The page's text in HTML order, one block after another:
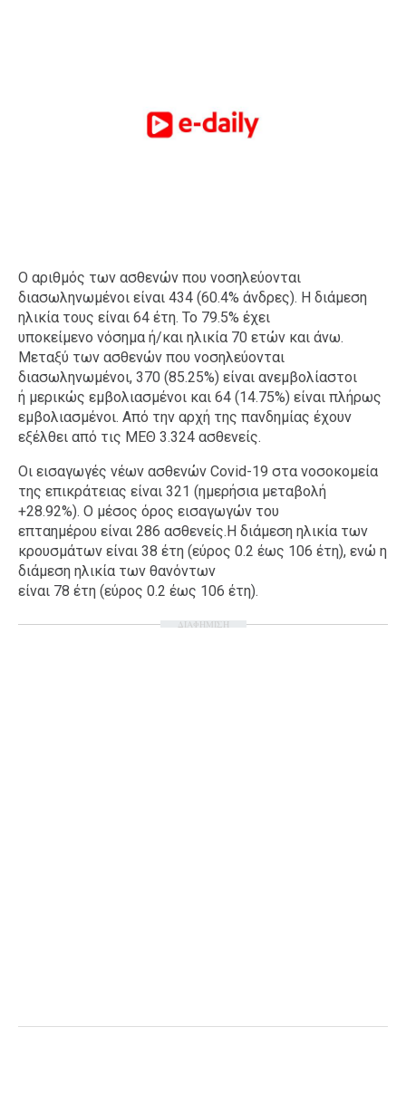
Ο αριθμός των ασθενών που νοσηλεύονται
διασωληνωμένοι είναι 434 (60.4% άνδρες). Η διάμεση
ηλικία τους είναι 64 έτη. To 79.5% έχει
υποκείμενο νόσημα ή/και ηλικία 70 ετών και άνω.
Μεταξύ των ασθενών που νοσηλεύονται
διασωληνωμένοι, 370 (85.25%) είναι ανεμβολίαστοι
ή μερικώς εμβολιασμένοι και 64 (14.75%) είναι πλήρως
εμβολιασμένοι. Από την αρχή της πανδημίας έχουν
εξέλθει από τις ΜΕΘ 3.324 ασθενείς.
Οι εισαγωγές νέων ασθενών Covid-19 στα νοσοκομεία
της επικράτειας είναι 321 (ημερήσια μεταβολή
+28.92%). Ο μέσος όρος εισαγωγών του
επταημέρου είναι 286 ασθενείς.Η διάμεση ηλικία των
κρουσμάτων είναι 38 έτη (εύρος 0.2 έως 106 έτη), ενώ η
διάμεση ηλικία των θανόντων
είναι 78 έτη (εύρος 0.2 έως 106 έτη).
ΔΙΑΦΗΜΙΣΗ